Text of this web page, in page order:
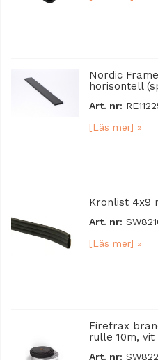
Nordic
horisontell
Art. nr:
[Läs mer] »
Kronlist 4x9
Art. nr:
[Läs mer] »
Firefrax
rulle 10m, vit
Art. nr: